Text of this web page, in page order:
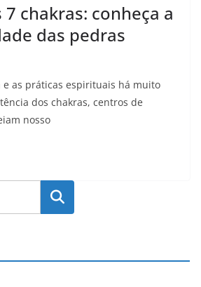
7 chakras: conheça a
das pedras
e as práticas espirituais há muito
dos chakras, centros de
nosso
Pesquisar